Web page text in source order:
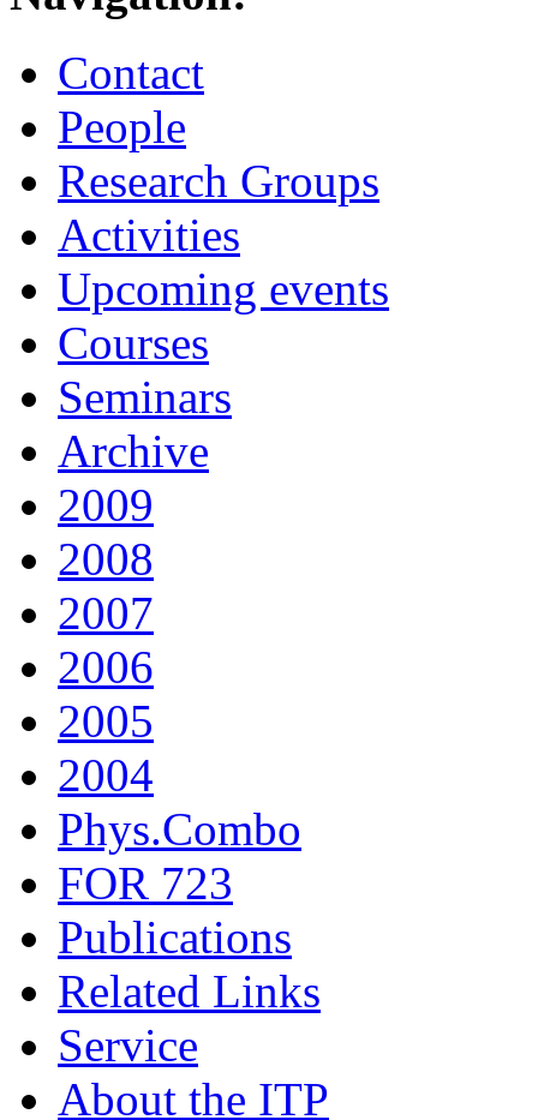
Contact
People
Research Groups
Activities
Upcoming events
Courses
Seminars
Archive
2009
2008
2007
2006
2005
2004
Phys.Combo
FOR 723
Publications
Related Links
Service
About the ITP